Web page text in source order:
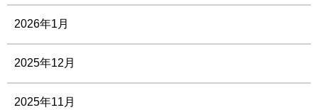
2026年1月
2025年12月
2025年11月